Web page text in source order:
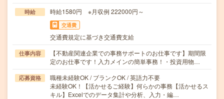
時給 時給1580円 ※月収例 222000円～
交通費
交通費規定に基づき交通費支給
仕事内容
【不動産関連企業での事務サポートのお仕事です】期間限
定のお仕事です！入力メインの簡単事務！・投資用物…
応募資格
職種未経験OK / ブランクOK / 英語力不要
未経験OK！【活かせるご経験】何らかの事務【活かせるス
キル】Excelでのデータ集計や分析、入力・編…